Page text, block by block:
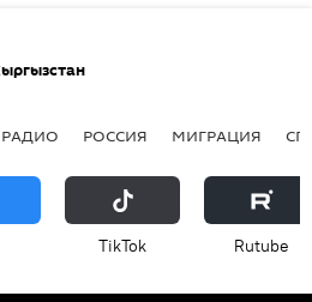
РАДИО РОССИЯ МИГРАЦИЯ
ТikТоk Rutube